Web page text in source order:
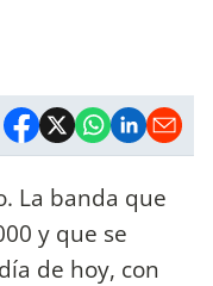
La banda que
y que se
de hoy, con